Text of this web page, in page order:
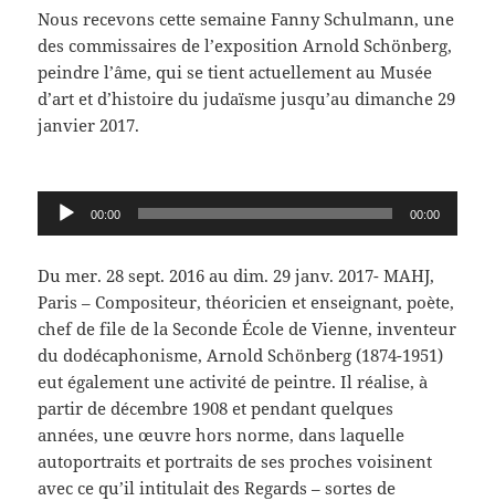
Nous recevons cette semaine Fanny Schulmann, une
des commissaires de l’exposition Arnold Schönberg,
peindre l’âme, qui se tient actuellement au Musée
d’art et d’histoire du judaïsme jusqu’au dimanche 29
janvier 2017.
Lecteur
audio
00:00 00:00
Du mer. 28 sept. 2016 au dim. 29 janv. 2017- MAHJ,
Paris –Compositeur, théoricien et enseignant, poète,
chef de file de la Seconde École de Vienne, inventeur
du dodécaphonisme, Arnold Schönberg (1874-1951)
eut également une activité de peintre. Il réalise, à
partir de décembre 1908 et pendant quelques
années, une œuvre hors norme, dans laquelle
autoportraits et portraits de ses proches voisinent
avec ce qu’il intitulait des Regards – sortes de